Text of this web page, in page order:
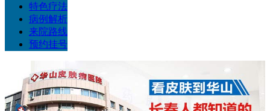
特色疗法
病例解析
来院路线
预约挂号